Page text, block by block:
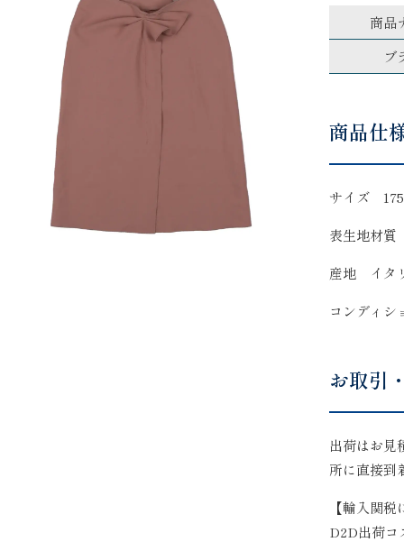
商品
ブ
商品仕
サイズ
表生地材
産地 イタ
コンディ
お取引
出荷はお見
所に直接到
【輸入関
D2D出荷コ